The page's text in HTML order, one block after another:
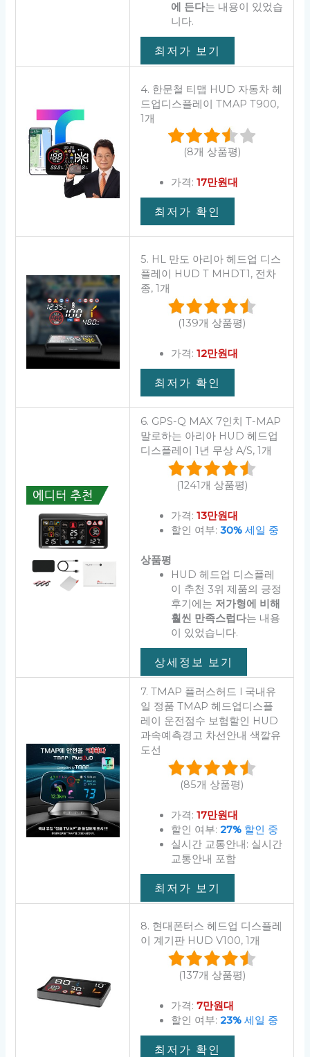
에 든다는 내용이 있었습
니다.
최저가 보기
4. 한문철 티맵 HUD 자동차 헤
드업디스플레이 TMAP T900,
1개
(8개 상품평)
가격: 17만원대
최저가 확인
5. HL 만도 아리아 헤드업 디스
플레이 HUD T MHDT1, 전차
종, 1개
(139개 상품평)
가격: 12만원대
최저가 확인
6. GPS-Q MAX 7인치 T-MAP
말로하는 아리아 HUD 헤드업
디스플레이 1년 무상 A/S, 1개
(1241개 상품평)
가격: 13만원대
할인 여부: 30%세일 중
상품평
HUD 헤드업 디스플레
이 추천 3위 제품의 긍정
후기에는 저가형에 비해
훨씬 만족스럽다는 내용
이 있었습니다.
상세정보 보기
7. TMAP 플러스허드 l 국내유
일 정품 TMAP 헤드업디스플
레이 운전점수 보험할인 HUD
과속예측경고 차선안내 색깔유
도선
(85개 상품평)
가격: 17만원대
할인 여부: 27%할인 중
실시간 교통안내: 실시간
교통안내 포함
최저가 보기
8. 현대폰터스 헤드업 디스플레
이 계기판 HUD V100, 1개
(137개 상품평)
가격: 7만원대
할인 여부: 23%세일 중
최저가 확인